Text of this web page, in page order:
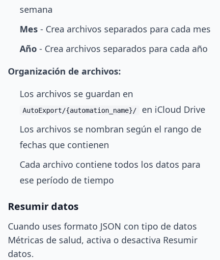
semana
Mes - Crea archivos separados para cada mes
Año - Crea archivos separados para cada año
Organización de archivos:
Los archivos se guardan en
AutoExport/{automation_name}/
en iCloud Drive
Los archivos se nombran según el rango de
fechas que contienen
Cada archivo contiene todos los datos para
ese período de tiempo
Resumir datos
Cuando uses formato JSON con tipo de datos
Métricas de salud, activa o desactiva Resumir
datos.